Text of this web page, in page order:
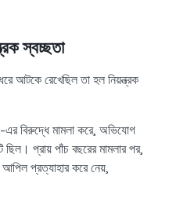
স্বচ্ছতা
আটকে রেখেছিল তা হল নিয়ন্ত্রক
বিরুদ্ধে মামলা করে, অভিযোগ
প্রায় পাঁচ বছরের মামলার পর,
প্রত্যাহার করে নেয়,